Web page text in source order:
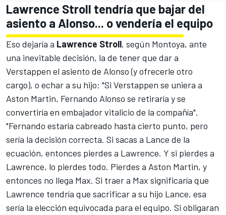
Lawrence Stroll tendría que bajar del
asiento a Alonso... o vendería el equipo
Eso dejaría a Lawrence Stroll, según Montoya, ante
una inevitable decisión, la de tener que dar a
Verstappen el asiento de Alonso (y ofrecerle otro
cargo), o echar a su hijo: "Si Verstappen se uniera a
Aston Martin, Fernando Alonso se retiraría y se
convertiría en embajador vitalicio de la compañía".
"Fernando estaría cabreado hasta cierto punto, pero
sería la decisión correcta. Si sacas a Lance de la
ecuación, entonces pierdes a Lawrence. Y si pierdes a
Lawrence, lo pierdes todo. Pierdes a Aston Martin, y
entonces no llega Max. Si traer a Max significaría que
Lawrence tendría que sacrificar a su hijo Lance, esa
sería la elección equivocada para el equipo. Si obligaran